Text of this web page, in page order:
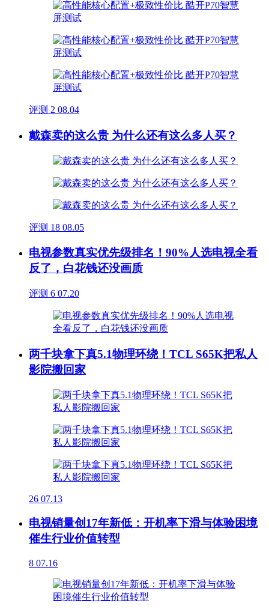
评测 2 08.04
戴森卖的这么贵 为什么还有这么多人买？
评测 18 08.05
电视参数真实优先级排名！90%人选电视全看
反了，白花钱还没画质
评测 6 07.20
两千块拿下真5.1物理环绕！TCL S65K把私人
影院搬回家
26 07.13
电视销量创17年新低：开机率下滑与体验困境
催生行业价值转型
8 07.16